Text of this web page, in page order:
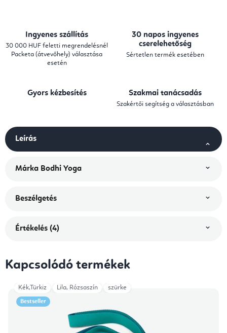
Ingyenes szállítás
30 000 HUF feletti megrendelésnél
Packeta (átvevőhely) választása
esetén
30 napos ingyenes
cserelehetőség
Sértetlen termék esetében
Gyors kézbesítés Szakmai tanácsadás
Szakértői segítség a választásban
Leírás
Márka Bodhi Yoga
Beszélgetés
Értékelés (4)
Kapcsolódó termékek
Bestseller
Kék,Türkiz Lila, Rózsaszín szürke